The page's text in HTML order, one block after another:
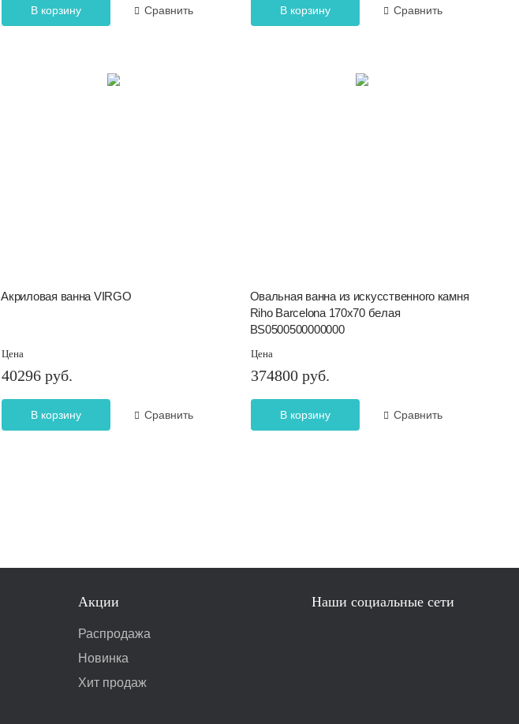
В корзину Сравнить В корзину Сравнить
Акриловая ванна VIRGO
Цена
40296 руб.
В корзину Сравнить
Овальная ванна из искусственного камня
Riho Barcelona 170х70 белая
BS0500500000000
Цена
374800 руб.
В корзину Сравнить
Акции
Распродажа
Новинка
Хит продаж
Наши социальные сети